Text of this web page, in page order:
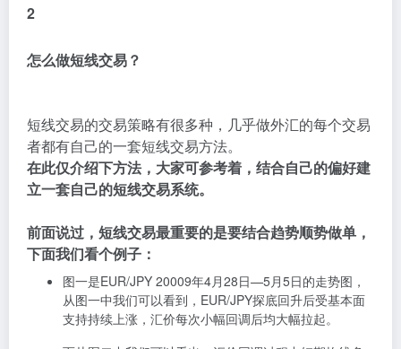
2
怎么做短线交易？
短线交易的交易策略有很多种，几乎做外汇的每个交易
者都有自己的一套短线交易方法。
在此仅介绍下方法，大家可参考着，结合自己的偏好建
立一套自己的短线交易系统。
前面说过，短线交易最重要的是要结合趋势顺势做单，
下面我们看个例子：
图一是EUR/JPY 20009年4月28日—5月5日的走势图，
从图一中我们可以看到，EUR/JPY探底回升后受基本面
支持持续上涨，汇价每次小幅回调后均大幅拉起。